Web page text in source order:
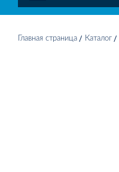
Главная страница Каталог